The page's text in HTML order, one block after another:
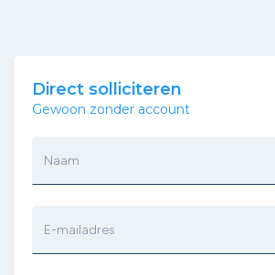
Direct solliciteren
Gewoon zonder account
Naam
E-mailadres